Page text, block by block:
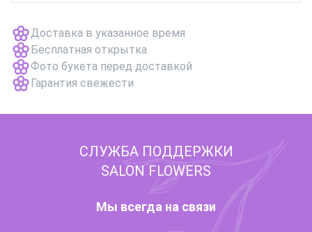
Доставка в указанное время
Бесплатная открытка
Фото букета перед доставкой
Гарантия свежести
СЛУЖБА ПОДДЕРЖКИ
SALON FLOWERS
Мы всегда на связи